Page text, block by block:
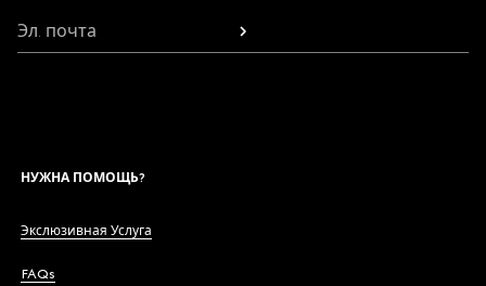
Эл. почта
НУЖНА ПОМОЩЬ?
Экслюзивная Услуга
FAQs